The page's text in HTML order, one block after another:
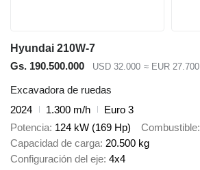
Hyundai 210W-7
Gs. 190.500.000
USD 32.000 ≈ EUR 27.700
Excavadora de ruedas
2024
1.300 m/h
Euro 3
Potencia 124 kW (169 Hp) Combustible
Capacidad de carga 20.500 kg
Configuración del eje 4x4